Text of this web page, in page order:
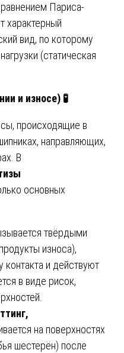
Париса-
характерный
вид, по которому
(статическая
и износе) 🧪
происходящие в
направляющих,
В
основных
твёрдыми
износа),
и действуют
в виде рисок,
на поверхностях
шестерён) после